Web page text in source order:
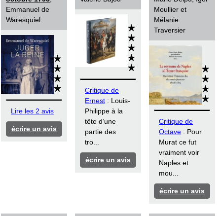
Emmanuel de
Waresquiel
Lire les 2 avis
écrire un avis
Critique de
Ernest : Louis-
Philippe à la
tête d’une
partie des
tro...
écrire un avis
Moullier et
Mélanie
Traversier
Critique de
Octave : Pour
Murat ce fut
vraiment voir
Naples et
mou...
écrire un avis